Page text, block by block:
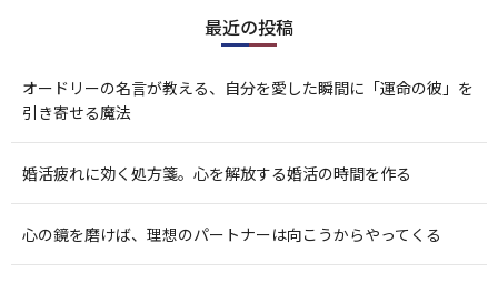
最近の投稿
オードリーの名言が教える、自分を愛した瞬間に「運命の彼」を
引き寄せる魔法
婚活疲れに効く処方箋。心を解放する婚活の時間を作る
心の鏡を磨けば、理想のパートナーは向こうからやってくる